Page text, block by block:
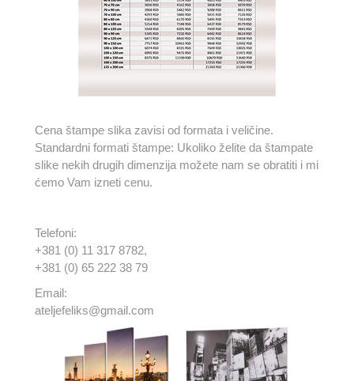
Cena štampe slika zavisi od formata i veličine.
Standardni formati štampe: Ukoliko želite da štampate
slike nekih drugih dimenzija možete nam se obratiti i mi
ćemo Vam izneti cenu.
Telefoni:
+381 (0) 11 317 8782,
+381 (0) 65 222 38 79
Email:
ateljefeliks@gmail.com